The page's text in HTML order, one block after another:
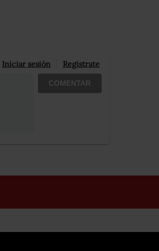
Iniciar sesión Registrate
COMENTAR